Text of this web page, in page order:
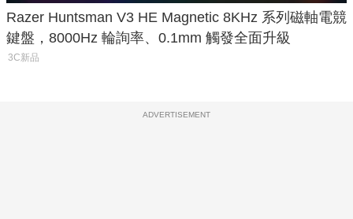
Razer Huntsman V3 HE Magnetic 8KHz 系列磁軸電競
鍵盤，8000Hz 輪詢率、0.1mm 觸發全面升級
3C新品
ADVERTISEMENT